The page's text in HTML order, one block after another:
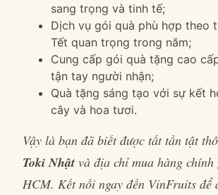
sang trọng và tinh tế;
Dịch vụ gói quà phù hợp theo
Tết quan trọng trong năm;
Cung cấp gói quà tặng cao
tận tay người nhận;
Quà tặng sáng tạo với sự kết
cây và hoa tươi.
Vậy là bạn đã biết được tất tần tật
Toki Nhật và địa chỉ mua hàng chính
HCM. Kết nối ngay đến VinFruits để